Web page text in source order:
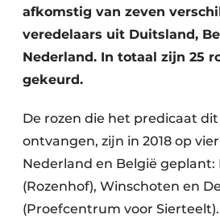
afkomstig van zeven
veredelaars uit Duitsland,
Nederland. In totaal zijn 25
gekeurd.
De rozen die het predicaat
ontvangen, zijn in 2018 op
Nederland en België
(Rozenhof), Winschoten en
(Proefcentrum voor